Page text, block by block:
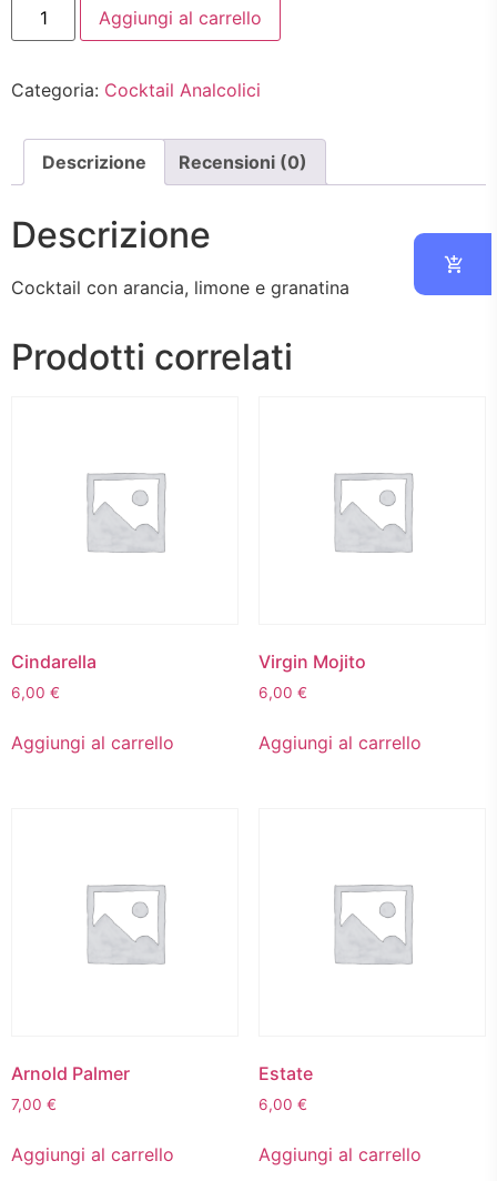
quantità
Aggiungi al carrello
Categoria: Cocktail Analcolici
Descrizione Recensioni (0)
Descrizione
Cocktail con arancia, limone e granatina
Prodotti correlati
Cindarella
6,00 €
Aggiungi al carrello
Virgin Mojito
6,00 €
Aggiungi al carrello
Arnold Palmer
7,00 €
Aggiungi al carrello
Estate
6,00 €
Aggiungi al carrello